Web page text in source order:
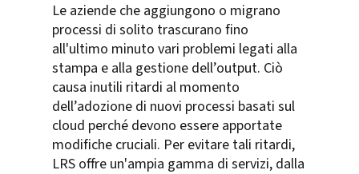
Le aziende che aggiungono o migrano
processi di solito trascurano fino
all'ultimo minuto vari problemi legati alla
stampa e alla gestione dell’output. Ciò
causa inutili ritardi al momento
dell’adozione di nuovi processi basati sul
cloud perché devono essere apportate
modifiche cruciali. Per evitare tali ritardi,
LRS offre un'ampia gamma di servizi, dalla